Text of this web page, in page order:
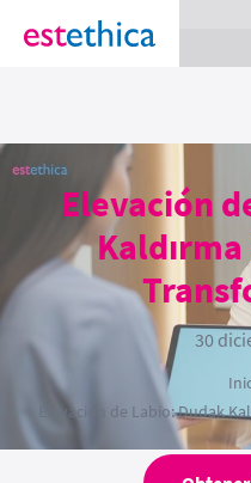
section Service {
Elevación
30
Elevación de Labio: Dudak